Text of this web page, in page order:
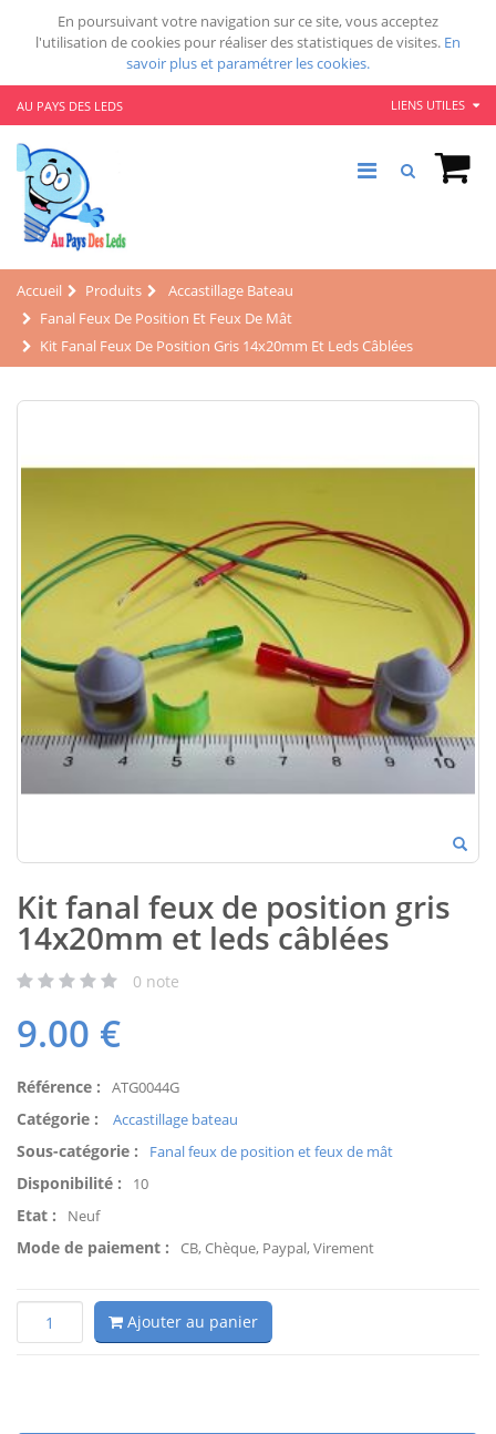
En poursuivant votre navigation sur ce site, vous acceptez
l'utilisation de cookies pour réaliser des statistiques de visites. En
savoir plus et paramétrer les cookies.
AU PAYS DES LEDS LIENS UTILES
Accueil Produits
Accastillage Bateau
Fanal Feux De Position Et Feux De Mât
Kit Fanal Feux De Position Gris 14x20mm Et Leds Câblées
Kit fanal feux de position gris
14x20mm et leds câblées
0 note
9.00 €
Référence : ATG0044G
Catégorie : Accastillage bateau
Sous-catégorie : Fanal feux de position et feux de mât
Disponibilité : 10
Etat : Neuf
Mode de paiement : CB, Chèque, Paypal, Virement
Ajouter au panier